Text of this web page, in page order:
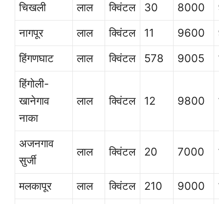
चिखली
लाल क्विंटल 30 8000
नागपूर
लाल क्विंटल 11 9600
हिंगणघाट
लाल क्विंटल 578 9005
हिंगोली-
खानेगाव
नाका
लाल क्विंटल 12 9800
अजनगाव
सुर्जी
लाल क्विंटल 20 7000
मलकापूर लाल क्विंटल 210 9000